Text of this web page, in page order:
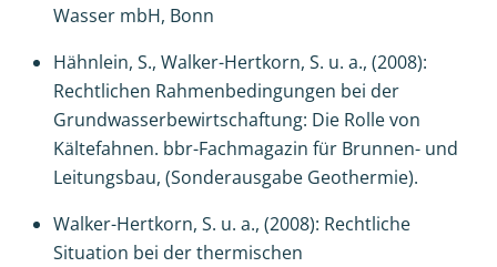
Wasser mbH, Bonn
Hähnlein, S., Walker-Hertkorn, S. u. a., (2008):
Rechtlichen Rahmenbedingungen bei der
Grundwasserbewirtschaftung: Die Rolle von
Kältefahnen. bbr-Fachmagazin für Brunnen- und
Leitungsbau, (Sonderausgabe Geothermie).
Walker-Hertkorn, S. u. a., (2008): Rechtliche
Situation bei der thermischen